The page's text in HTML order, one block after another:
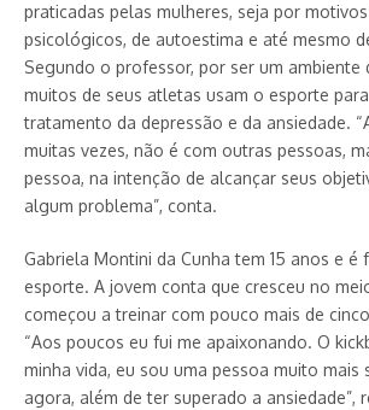
praticadas pelas mulheres, seja por
psicológicos, de autoestima e até mesmo
Segundo o professor, por ser um ambiente
muitos de seus atletas usam o esporte
tratamento da depressão e da ansiedade.
muitas vezes, não é com outras pessoas,
pessoa, na intenção de alcançar seus
algum problema”, conta.
Gabriela Montini da Cunha tem 15 anos e é
esporte. A jovem conta que cresceu no
começou a treinar com pouco mais de
“Aos poucos eu fui me apaixonando. O
minha vida, eu sou uma pessoa muito mais
agora, além de ter superado a ansiedade”,